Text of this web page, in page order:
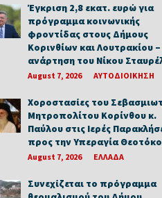
Έγκριση 2,8 εκατ. ευρώ για
πρόγραμμα κοινωνικής
φροντίδας στους Δήμους
Κορινθίων και Λουτρακίου
ανάρτηση του Νίκου
August 7, 2026 ΑΥΤΟΔΙΟΙΚΗΣΗ
Χοροστασίες του
Μητροπολίτου Κορίνθου κ.
Παύλου στις Ιερές
προς την Υπεραγία Θεοτόκο
August 7, 2026 ΕΛΛΑΔΑ
Συνεχίζεται το πρόγραμμα